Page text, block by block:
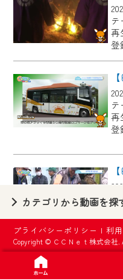
再
登
再
登
テ
再
登
【
カテゴリから動画を探
プライバシーポリシー |利
Copyright © ＣＣＮｅｔ株式会社.
【ご注意】
2024年9月24日か
ビス向上のため、
『CCNet Web TV
一部コンテンツを
CCNetサービスへ
ページ※』へのロ
す。
いたします。
要となります。
※MyIDとは、
各種サービスをご
IDはお客様が使
で設定できます。